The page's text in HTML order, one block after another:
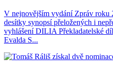
V nejnovějším vydání Zpráv roku
desítky synopsí přeložených i
vyhlášení DILIA Překladatelské
Evalda S...